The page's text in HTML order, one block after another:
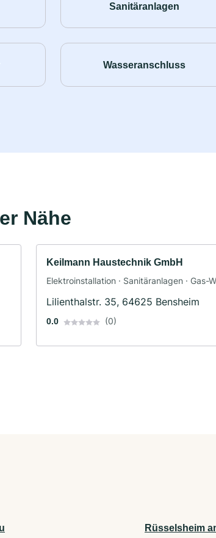
Sanitäranlagen
Wasseranschluss
Nähe
Keilmann Haustechnik GmbH
Elektroinstallation · Sanitäranlagen · Gas-
Heizungsbau · Sanitärinstallateur
Lilienthalstr. 35, 64625 Bensheim
0.0 (0)
Rüsselsheim